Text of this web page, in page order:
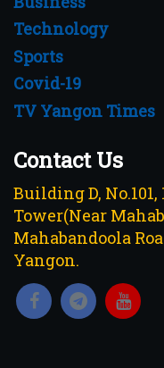
Technology
Sports
Covid-19
TV Yangon Times
Contact Us
Building D,
Tower(Near
Mahabandoola
Yangon.